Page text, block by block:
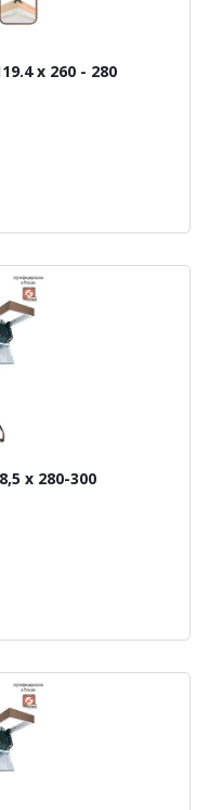
LST 69 х 119.4 х 260 - 280
х 78,5 х 280-300